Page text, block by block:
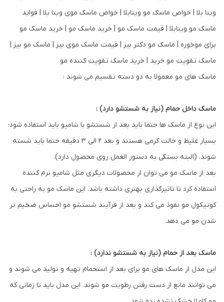
ماسک های مو معمولا به دو دسته تقسیم می شوند :
ماسک داخل حمام (نیاز به شستشو دارد) :
این نوع از ماسک ها حتما باید بعد از شستشو با شامپو باید استفاده شود؛
بسیار غلیظ و حالت کرمی هستند و بعد 2 الی 3 دقیقه حتما باید شسته
شوند. (البته بستگی به دستور العمل روی محصول دارد).
بعد از ماسک مو می توان از محصولات دیگری مثل شامپو نرم کننده
استفاده کرد تا تاثیرگذاری بهتری داشته باشد. این ماسک مو به راحتی به
کوتیکول مو نفوذ می کند و بعد از فرآیند شستشو مو احساس ضخیم تر
شدن مو می دهد.
ماسک بعد از حمام (نیاز به شستشو ندارد) :
این مدل از ماسک های مو برای بعد از استحمام تهیه و تولید می شوند و
می توانند مانع از دست رفتن رطوبت مو شوند. این مدل باید تا زمانی که